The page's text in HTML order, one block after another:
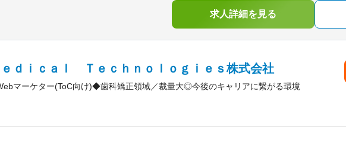
求人詳細を見る
ｅｄｉｃａｌ Ｔｅｃｈｎｏｌｏｇｉｅｓ株式会社
マーケター(ToC向け)◆歯科矯正領域／裁量大◎今後のキャリアに繋がる環境